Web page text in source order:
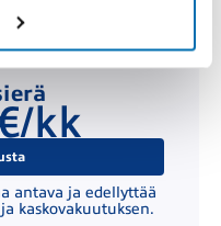
kk
antava ja edellyttää
kaskovakuutuksen.